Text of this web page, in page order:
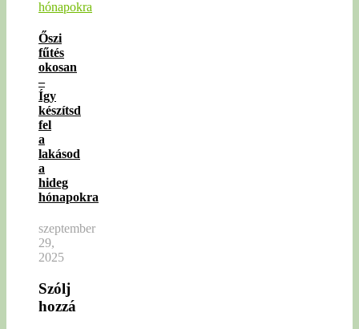
Őszi
fűtés
okosan
–
Így
készítsd
fel
a
lakásod
a
hideg
hónapokra
szeptember
29,
2025
Szólj
hozzá